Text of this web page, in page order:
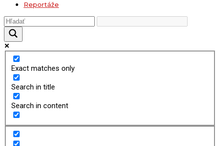
Reportáže
Exact matches only
Search in title
Search in content